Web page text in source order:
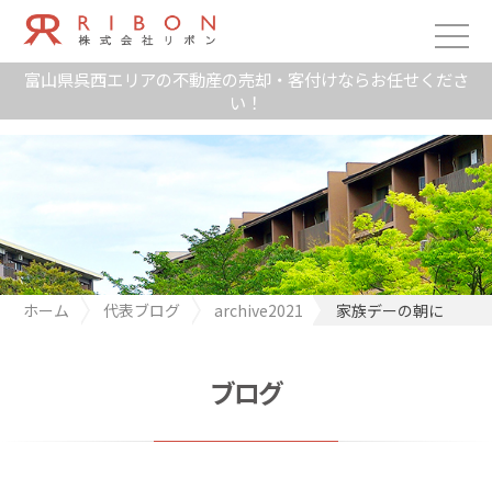
富山県呉西エリアの不動産の売却・客付けならお任せくださ
い！
ホーム 代表ブログ archive2021 家族デーの朝に
ブログ